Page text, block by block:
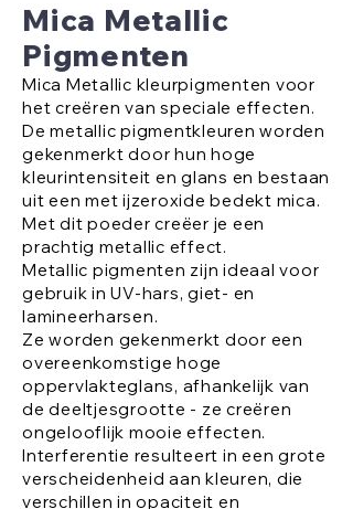
Mica Metallic
Pigmenten
Mica Metallic kleurpigmenten voor
het creëren van speciale effecten.
De metallic pigmentkleuren worden
gekenmerkt door hun hoge
kleurintensiteit en glans en bestaan
uit een met ijzeroxide bedekt mica.
Met dit poeder creëer je een
prachtig metallic effect.
Metallic pigmenten zijn ideaal voor
gebruik in UV-hars, giet- en
lamineerharsen.
Ze worden gekenmerkt door een
overeenkomstige hoge
oppervlakteglans, afhankelijk van
de deeltjesgrootte - ze creëren
ongelooflijk mooie effecten.
Interferentie resulteert in een grote
verscheidenheid aan kleuren, die
verschillen in opaciteit en